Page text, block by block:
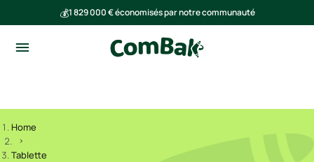
💰1 829 000 € économisés par notre communauté
Home
Tablette